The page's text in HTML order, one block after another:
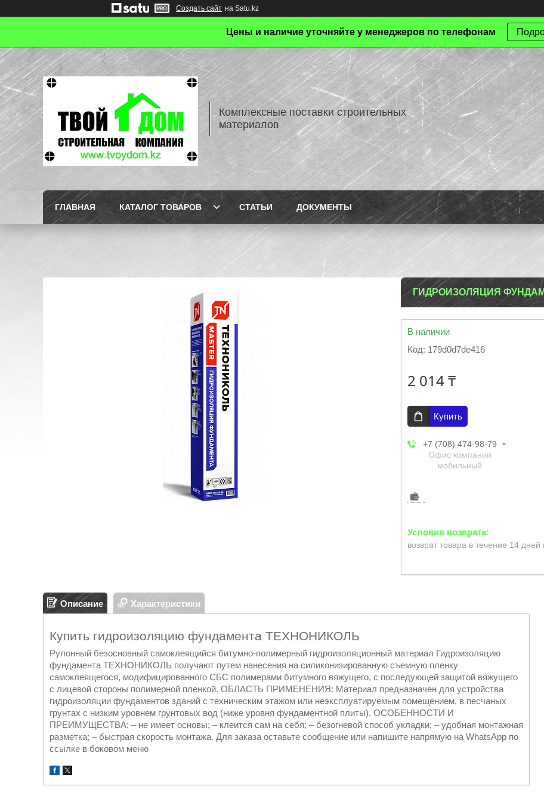
Создать сайт на Satu.kz
Цены и наличие уточняйте у менеджеров по телефонам
Комплексные поставки строительных
материалов
ГЛАВНАЯ КАТАЛОГ ТОВАРОВ СТАТЬИ ДОКУМЕНТЫ
ГИДРОИЗОЛЯЦИЯ
В наличии
Код: 179d0d7de416
2 014 ₸
Купить
+7 (708) 474-98-79
Офис компании
мобильный
возврат товара в течение 14 дней
Описание Характеристики
Купить гидроизоляцию фундамента ТЕХНОНИКОЛЬ
Рулонный безосновный самоклеящийся битумно-полимерный гидроизоляционный материал Гидроизоляцию
фундамента ТЕХНОНИКОЛЬ получают путем нанесения на силиконизированную съемную пленку
самоклеящегося, модифицированного СБС полимерами битумного вяжущего, с последующей защитой вяжущего
с лицевой стороны полимерной пленкой. ОБЛАСТЬ ПРИМЕНЕНИЯ: Материал предназначен для устройства
гидроизоляции фундаментов зданий с техническим этажом или неэксплуатируемым помещением, в песчаных
грунтах с низким уровнем грунтовых вод (ниже уровня фундаментной плиты). ОСОБЕННОСТИ И
ПРЕИМУЩЕСТВА: – не имеет основы; – клеится сам на себя; – безогневой способ укладки; – удобная монтажная
разметка; – быстрая скорость монтажа. Для заказа оставьте сообщение или напишите напрямую на WhatsApp по
ссылке в боковом меню